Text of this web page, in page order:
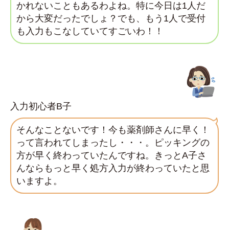
かれないこともあるわよね。特に今日は1人だ
から大変だったでしょ？でも、もう1人で受付
も入力もこなしていてすごいわ！！
入力初心者B子
そんなことないです！今も薬剤師さんに早く！
って言われてしまったし・・・。ピッキングの
方が早く終わっていたんですね。きっとA子さ
んならもっと早く処方入力が終わっていたと思
いますよ。